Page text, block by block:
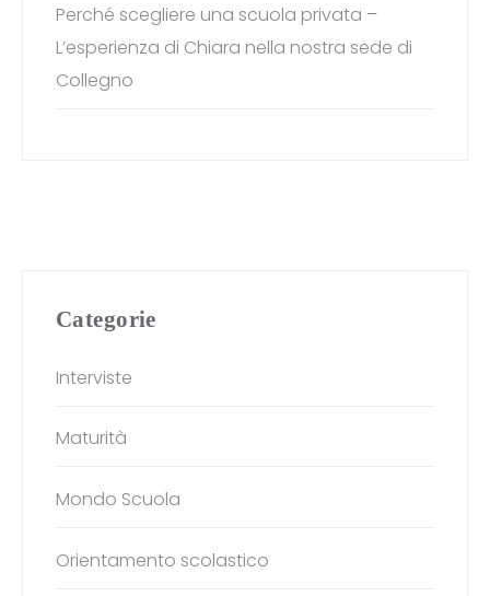
Perché scegliere una scuola privata –
L’esperienza di Chiara nella nostra sede di
Collegno
Categorie
Interviste
Maturità
Mondo Scuola
Orientamento scolastico